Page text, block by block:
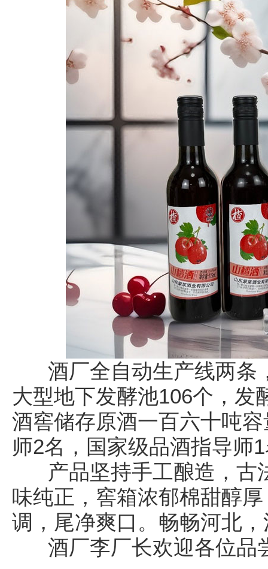
酒厂全自动生产线两条
大型地下发酵池106个，发
酒窖储存原酒一百六十吨
师2名，国家级品酒指导师
产品坚持手工酿造，古
味纯正，窖箱浓郁棉甜醇
调，尾净爽口。畅畅河北
酒厂李厂长欢迎各位品